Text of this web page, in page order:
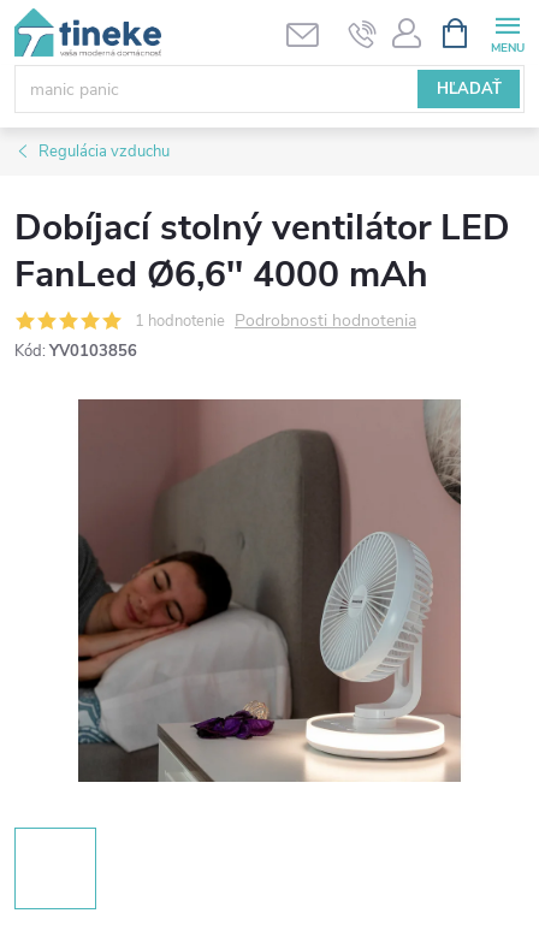
Prejsť
obsah
HĽADAŤ
KOŠÍK
Regulácia vzduchu
Dobíjací stolný ventilátor LED
FanLed Ø6,6'' 4000 mAh
1 hodnotenie Podrobnosti hodnotenia
Kód: YV0103856